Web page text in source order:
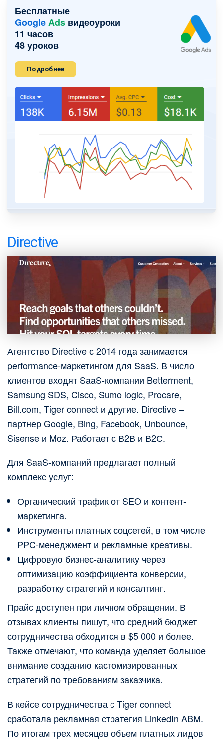
Бесплатные
GoogleAds видеоуроки
11 часов
48 уроков
Подробнее
Directive
Агентство Directive с 2014 года занимается
performance-маркетингом для SaaS. В число
клиентов входят SaaS-компании Betterment,
Samsung SDS, Cisco, Sumo logic, Procare,
Bill.com, Tiger connect и другие. Directive –
партнер Google, Bing, Facebook, Unbounce,
Sisense и Moz. Работает с В2В и В2С.
Для SaaS-компаний предлагает полный
комплекс услуг:
Органический трафик от SEO и контент-
маркетинга.
Инструменты платных соцсетей, в том числе
PPC-менеджмент и рекламные креативы.
Цифровую бизнес-аналитику через
оптимизацию коэффициента конверсии,
разработку стратегий и консалтинг.
Прайс доступен при личном обращении. В
отзывах клиенты пишут, что средний бюджет
сотрудничества обходится в $5 000 и более.
Также отмечают, что команда уделяет большое
внимание созданию кастомизированных
стратегий по требованиям заказчика.
В кейсе сотрудничества с Tiger connect
сработала рекламная стратегия LinkedIn ABM.
По итогам трех месяцев объем платных лидов